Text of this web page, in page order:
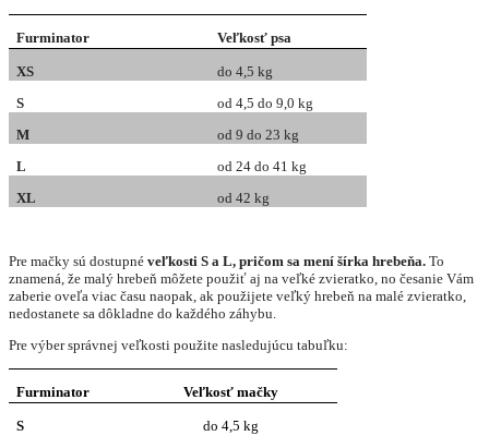
Furminator Veľkosť psa
XS
do 4,5 kg
S
od 4,5 do 9,0 kg
M
od 9 do 23 kg
L
od 24 do 41 kg
XL
od 42 kg
Pre mačky sú dostupné veľkosti S a L, pričom sa mení šírka hrebeňa. To
znamená, že malý hrebeň môžete použiť aj na veľké zvieratko, no česanie Vám
zaberie oveľa viac času naopak, ak použijete veľký hrebeň na malé zvieratko,
nedostanete sa dôkladne do každého záhybu.
Pre výber správnej veľkosti použite nasledujúcu tabuľku:
Furminator Veľkosť mačky
S
do 4,5 kg